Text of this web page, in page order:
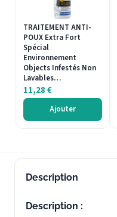
TRAITEMENT ANTI-
POUX Extra Fort
Spécial
Environnement
Objects Infestés Non
Lavables…
11,28€
Ajouter
Description
Description :